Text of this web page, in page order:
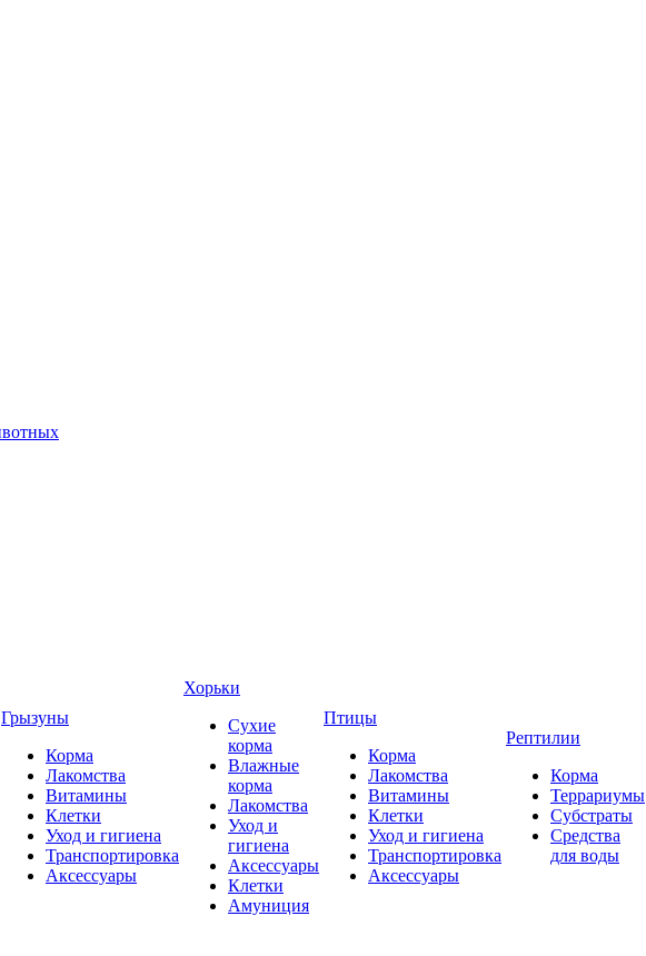
Грызуны
Корма
Лакомства
Витамины
Клетки
Уход и гигиена
Транспортировка
Аксессуары
Хорьки
Сухие
корма
Влажные
корма
Лакомства
Уход и
гигиена
Аксессуары
Клетки
Амуниция
Птицы
Корма
Лакомства
Витамины
Клетки
Уход и гигиена
Транспортировка
Аксессуары
Рептилии
Корма
Террариумы
Субстраты
Средства
для воды